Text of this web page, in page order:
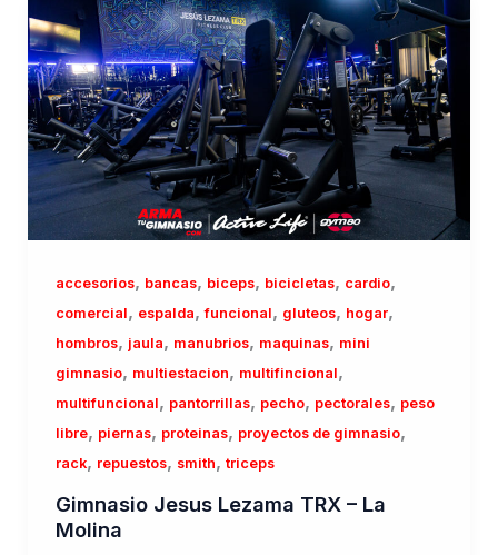
accesorios, bancas, biceps, bicicletas, cardio,
comercial, espalda,funcional, gluteos, hogar,
hombros, jaula, manubrios, maquinas, mini
gimnasio, multiestacion, multifincional,
multifuncional, pantorrillas, pecho, pectorales, peso
libre, piernas, proteinas, proyectos de gimnasio,
rack, repuestos, smith, triceps
Gimnasio Jesus Lezama TRX – La
Molina